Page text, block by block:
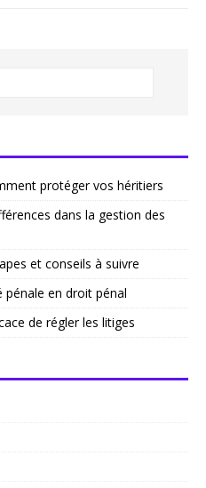
protéger vos héritiers
dans la gestion des
et conseils à suivre
pénale en droit pénal
de régler les litiges